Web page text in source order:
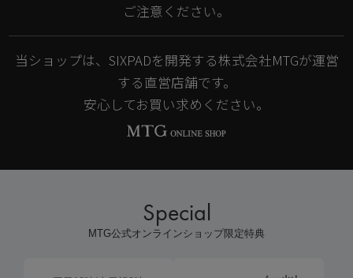
ご注意ください。
当ショップは、SIXPADを開発する株式会社MTGが運営
する直営店舗です。
安心してお買い求めください。
Special
MTG公式オンラインショップ限定特典